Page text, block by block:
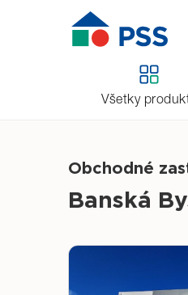
Všetky
Úvod
Obchodné
Banská